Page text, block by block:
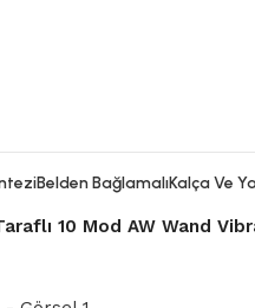
Belden BağlamalıKalça Ve
10 Mod AW Wand